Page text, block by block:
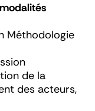
Méthodologie
de la
des acteurs,